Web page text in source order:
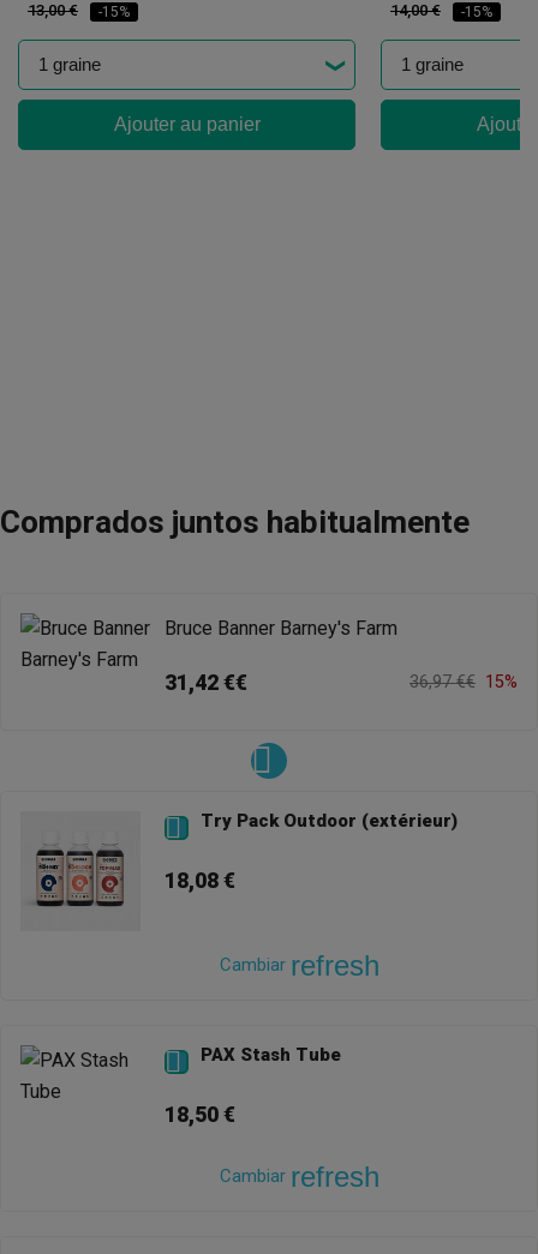
13,00 € -15%
Ajouter au panier
14,00 € -15%
Comprados juntos habitualmente
Bruce Banner Barney's Farm
31,42 €€ 36,97 €€ 15%
 Try Pack Outdoor (extérieur)
18,08 €
Cambiar refresh
 PAX Stash Tube
18,50 €
Cambiar refresh